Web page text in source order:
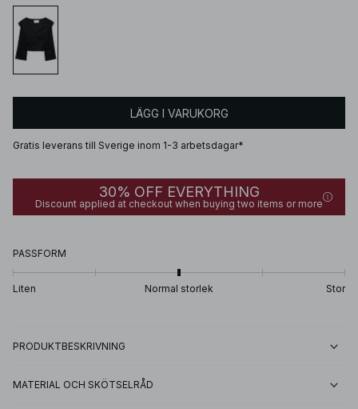
LÄGG I VARUKORG
Gratis leverans till Sverige inom 1-3 arbetsdagar*
30% OFF EVERYTHING
Discount applied at checkout when buying two items or more
PASSFORM
Liten Normal storlek Stor
PRODUKTBESKRIVNING
MATERIAL OCH SKÖTSELRÅD